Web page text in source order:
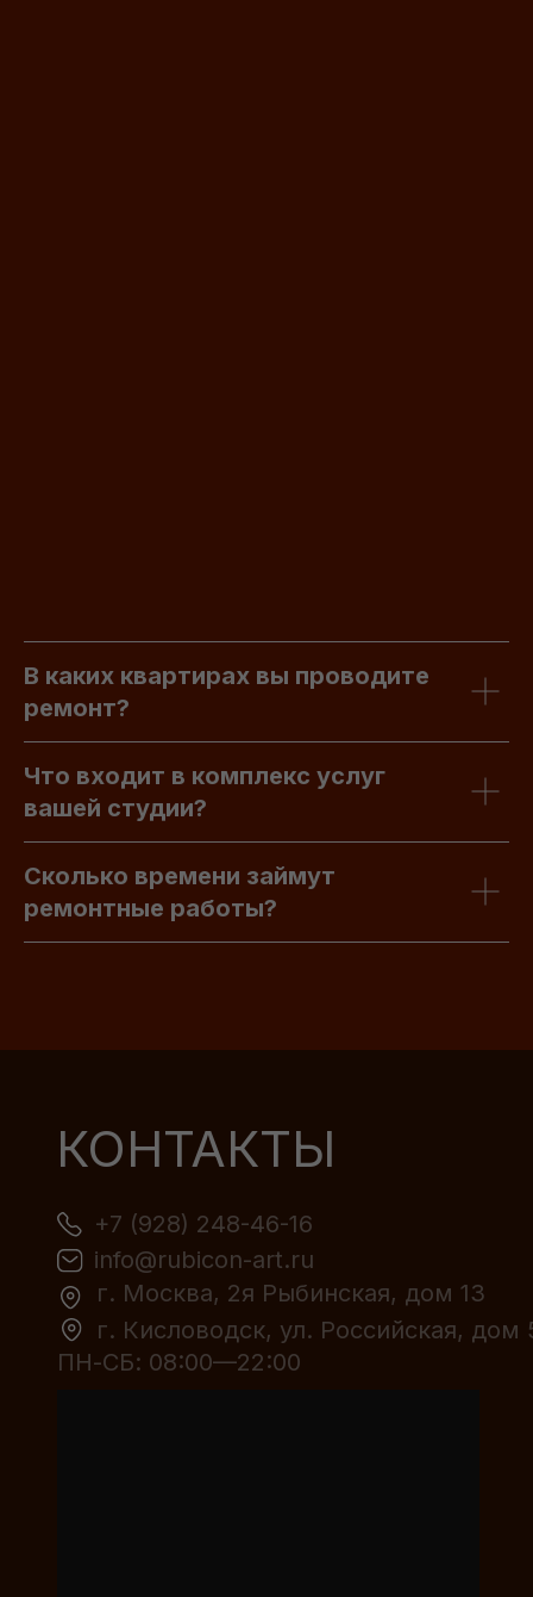
В каких квартирах вы проводите
ремонт?
Что входит в комплекс услуг
вашей студии?
Сколько времени займут
ремонтные работы?
КОНТАКТЫ
+7 (928) 248-46-16
info@rubicon-art.ru
г. Москва, 2я Рыбинская, дом 13
г. Кисловодск, ул. Российская, дом
ПН-СБ: 08:00—22:00